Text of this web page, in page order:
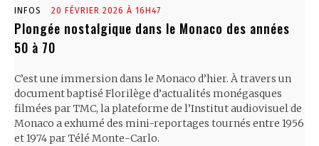
INFOS 20 FÉVRIER 2026 À 16H47
Plongée nostalgique dans le Monaco des années
50 à 70
C’est une immersion dans le Monaco d’hier. À travers un
document baptisé Florilège d’actualités monégasques
filmées par TMC, la plateforme de l’Institut audiovisuel de
Monaco a exhumé des mini-reportages tournés entre 1956
et 1974 par Télé Monte-Carlo.